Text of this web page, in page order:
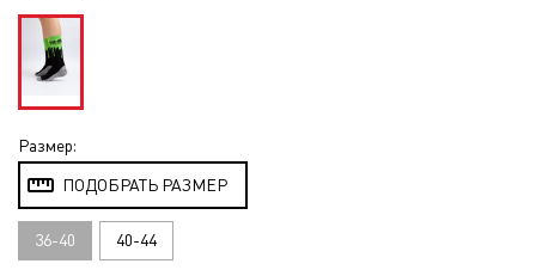
Размер:
ПОДОБРАТЬ РАЗМЕР
36-40 40-44